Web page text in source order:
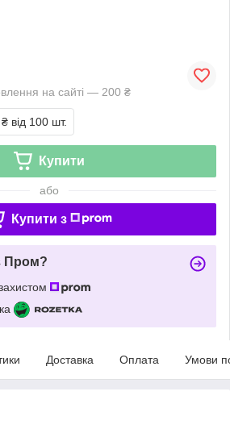
на сайті — 200 ₴
від 100 шт.
Купити
або
Купити з
Пром?
Доставка Оплата Умови